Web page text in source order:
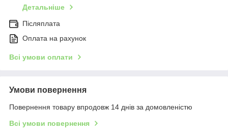
Детальніше
Післяплата
Оплата на рахунок
Всі умови оплати
Умови повернення
Повернення товару впродовж 14 днів за домовленістю
Всі умови повернення